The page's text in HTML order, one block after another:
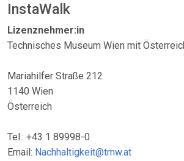
InstaWalk
Lizenznehmer:in
Technisches Museum Wien mit
Mariahilfer Straße 212
1140 Wien
Österreich
Tel.: +43 1 89998-0
Email: Nachhaltigkeit@tmw.at